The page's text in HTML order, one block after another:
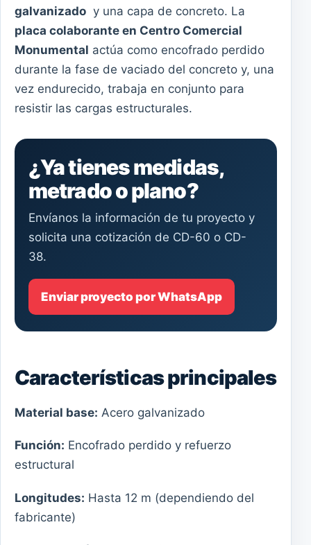
galvanizado y una capa de concreto. La
placa colaborante en Centro Comercial
Monumental actúa como encofrado perdido
durante la fase de vaciado del concreto y, una
vez endurecido, trabaja en conjunto para
resistir las cargas estructurales.
¿Ya tienes medidas,
metrado o plano?
Envíanos la información de tu proyecto y
solicita una cotización de CD-60 o CD-
38.
Enviar proyecto por WhatsApp
Características principales
Material base: Acero galvanizado
Función: Encofrado perdido y refuerzo
estructural
Longitudes: Hasta 12 m (dependiendo del
fabricante)